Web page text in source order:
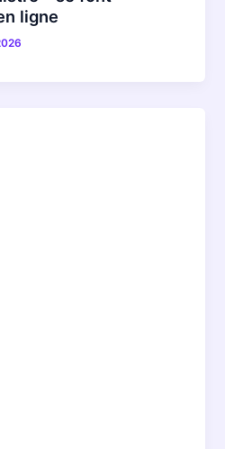
ligne